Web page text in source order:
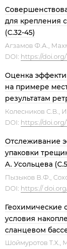
для крепления
(С.32-45)
Агзамов Ф.А.,
DOI: https://doi.org/
Оценка
на примере
результатам
Колесников С.В.,
DOI: https://doi.org/
Отслеживание
упаковки
А. Усольцева
Пызыков В.Ф.,
DOI: https://
Геохимические
условия
сланцевом
Шоймуротов Т.Х.,